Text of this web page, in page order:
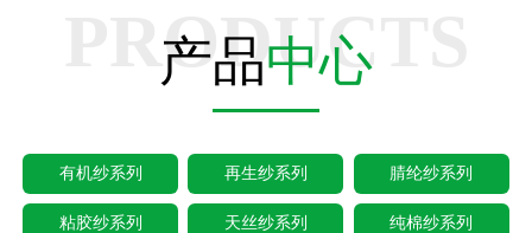
PRODUCTS
产品中心
有机纱系列 再生纱系列 腈纶纱系列
粘胶纱系列 天丝纱系列 纯棉纱系列